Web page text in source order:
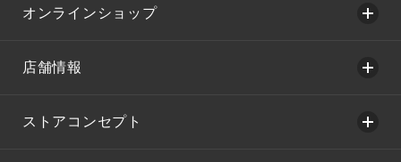
オンラインショップ
店舗情報
ストアコンセプト